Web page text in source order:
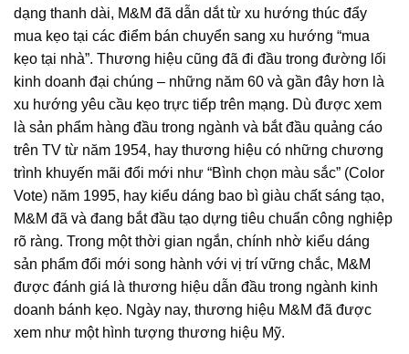
dạng thanh dài, M&M đã dẫn dắt từ xu hướng thúc đẩy
mua kẹo tại các điểm bán chuyển sang xu hướng “mua
kẹo tại nhà”. Thương hiệu cũng đã đi đầu trong đường lối
kinh doanh đại chúng – những năm 60 và gần đây hơn là
xu hướng yêu cầu kẹo trực tiếp trên mạng. Dù được xem
là sản phẩm hàng đầu trong ngành và bắt đầu quảng cáo
trên TV từ năm 1954, hay thương hiệu có những chương
trình khuyến mãi đổi mới như “Bình chọn màu sắc” (Color
Vote) năm 1995, hay kiểu dáng bao bì giàu chất sáng tạo,
M&M đã và đang bắt đầu tạo dựng tiêu chuẩn công nghiệp
rõ ràng. Trong một thời gian ngắn, chính nhờ kiểu dáng
sản phẩm đổi mới song hành với vị trí vững chắc, M&M
được đánh giá là thương hiệu dẫn đầu trong ngành kinh
doanh bánh kẹo. Ngày nay, thương hiệu M&M đã được
xem như một hình tượng thương hiệu Mỹ.